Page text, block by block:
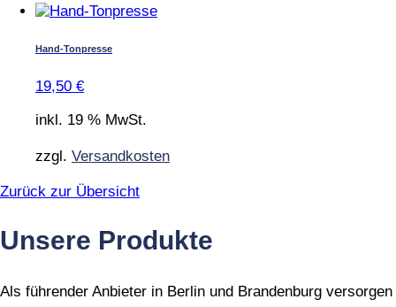
Hand-Tonpresse
19,50 €
inkl. 19 % MwSt.
zzgl. Versandkosten
Zurück zur Übersicht
Unsere Produkte
Als führender Anbieter in Berlin und Brandenburg versorgen